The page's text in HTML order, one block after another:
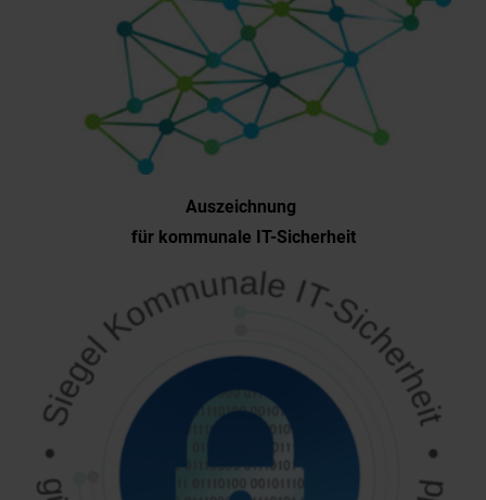
Auszeichnung
für kommunale IT-Sicherheit